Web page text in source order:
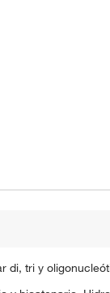
di, tri y